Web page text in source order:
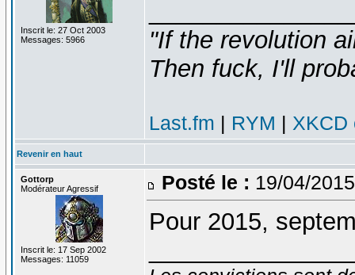
Inscrit le: 27 Oct 2003
Messages: 5966
"If the revolution
Then fuck, I'll
Last.fm | RYM | XKCD
Revenir en haut
Gottorp
Modérateur Agressif
Inscrit le: 17 Sep 2002
Messages: 11059
Posté le : 19/04/
Pour 2015,